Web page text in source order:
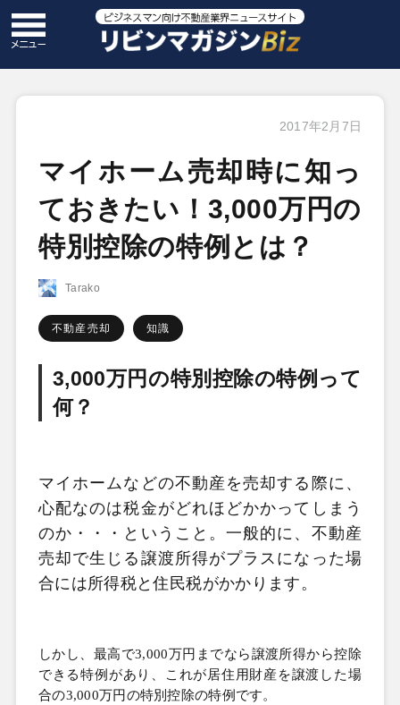
2017年2月7日
マイホーム売却時に知っ
ておきたい！3,000万円の
特別控除の特例とは？
Tarako
不動産売却 知識
3,000万円の特別控除の特例って
何？
マイホームなどの不動産を売却する際に、
心配なのは税金がどれほどかかってしまう
のか・・・ということ。一般的に、不動産
売却で生じる譲渡所得がプラスになった場
合には所得税と住民税がかかります。
しかし、最高で3,000万円までなら譲渡所得から控除
できる特例があり、これが居住用財産を譲渡した場
合の3,000万円の特別控除の特例です。